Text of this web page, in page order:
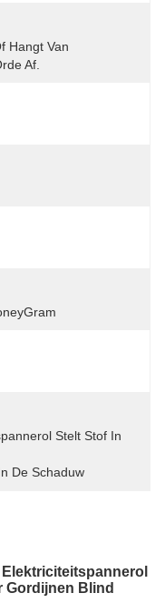
Hangt Van
Af.
Stelt Stof In
De Schaduw
Gordijnen Blind